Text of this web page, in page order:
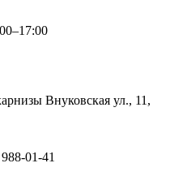
Внуковская ул., 11,
01-41